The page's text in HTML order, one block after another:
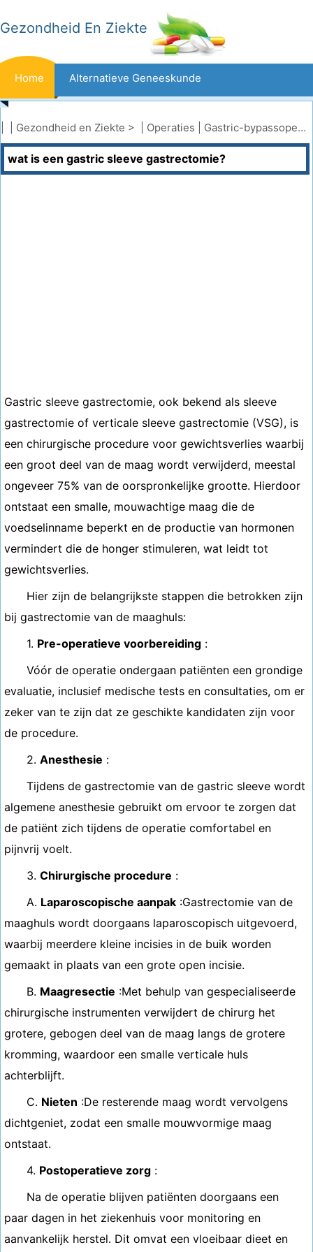
Gezondheid En Ziekte
Home Alternatieve Geneeskunde
Beten En Steken Kanker
Aandoeningen En Behandelingen Mond- En Tandzorg
Gezondheid en Ziekte > | Operaties Gastric-bypassoperatie
wat is een gastric sleeve gastrectomie?
Gastric sleeve gastrectomie, ook bekend als sleeve
gastrectomie of verticale sleeve gastrectomie (VSG), is
een chirurgische procedure voor gewichtsverlies waarbij
een groot deel van de maag wordt verwijderd, meestal
ongeveer 75% van de oorspronkelijke grootte. Hierdoor
ontstaat een smalle, mouwachtige maag die de
voedselinname beperkt en de productie van hormonen
vermindert die de honger stimuleren, wat leidt tot
gewichtsverlies.
Hier zijn de belangrijkste stappen die betrokken zijn
bij gastrectomie van de maaghuls:
1. Pre-operatieve voorbereiding :
Vóór de operatie ondergaan patiënten een grondige
evaluatie, inclusief medische tests en consultaties, om er
zeker van te zijn dat ze geschikte kandidaten zijn voor
de procedure.
2. Anesthesie :
Tijdens de gastrectomie van de gastric sleeve wordt
algemene anesthesie gebruikt om ervoor te zorgen dat
de patiënt zich tijdens de operatie comfortabel en
pijnvrij voelt.
3. Chirurgische procedure :
A. Laparoscopische aanpak :Gastrectomie van de
maaghuls wordt doorgaans laparoscopisch uitgevoerd,
waarbij meerdere kleine incisies in de buik worden
gemaakt in plaats van een grote open incisie.
B. Maagresectie :Met behulp van gespecialiseerde
chirurgische instrumenten verwijdert de chirurg het
grotere, gebogen deel van de maag langs de grotere
kromming, waardoor een smalle verticale huls
achterblijft.
C. Nieten :De resterende maag wordt vervolgens
dichtgeniet, zodat een smalle mouwvormige maag
ontstaat.
4. Postoperatieve zorg :
Na de operatie blijven patiënten doorgaans een
paar dagen in het ziekenhuis voor monitoring en
aanvankelijk herstel. Dit omvat een vloeibaar dieet en